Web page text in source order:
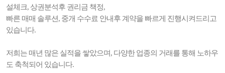
설체크, 상권분석후 권리금 책정,
빠른 매매 솔루션, 중개 수수료 안내후 계약을 빠르게 진행시켜드리고
있습니다.
저희는 매년 많은 실적을 쌓았으며, 다양한 업종의 거래를 통해 노하우
도 축척되어 있습니다.